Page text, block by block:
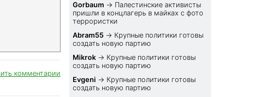
комментарии
Gorbaum → Палестинские активисты
пришли в концлагерь в майках с фото
террористки
Abram55 → Крупные политики готовы
создать новую партию
Mikrok → Крупные политики готовы
создать новую партию
Evgeni → Крупные политики готовы
создать новую партию